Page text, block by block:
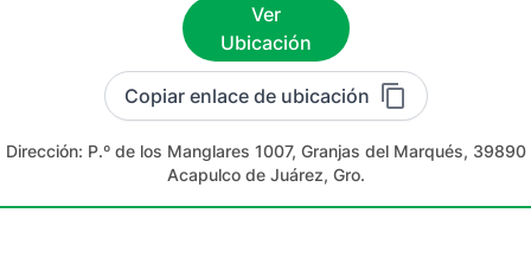
Ver
Ubicación
Copiar enlace de ubicación
Dirección: P.º de los Manglares 1007, Granjas del Marqués, 39890
Acapulco de Juárez, Gro.